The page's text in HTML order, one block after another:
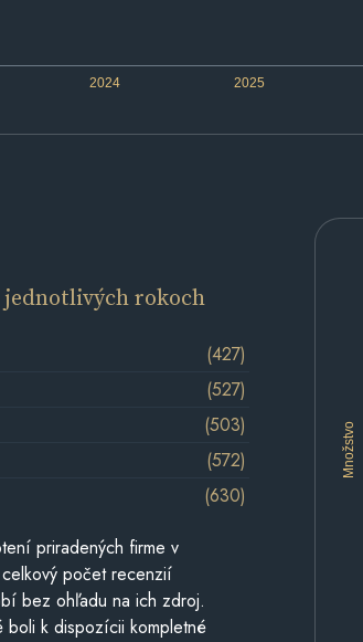
2024 2025
Množstvo
jednotlivých rokoch
(427)
(527)
(503)
(572)
(630)
priradených firme v
počet recenzií
bez ohľadu na ich zdroj.
boli k dispozícii kompletné